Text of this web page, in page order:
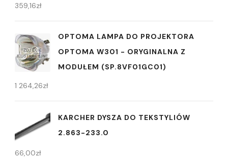
359,16zł
OPTOMA LAMPA DO PROJEKTORA
OPTOMA W301 - ORYGINALNA Z
MODUŁEM (SP.8VF01GC01)
1 264,26zł
KARCHER DYSZA DO TEKSTYLIÓW
2.863-233.0
66,00zł